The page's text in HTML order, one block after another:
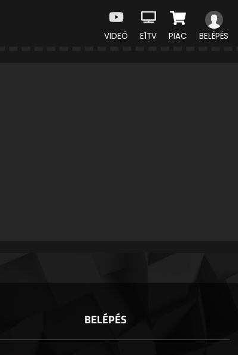
VIDEÓ E1TV PIAC BELÉPÉS
BELÉPÉS